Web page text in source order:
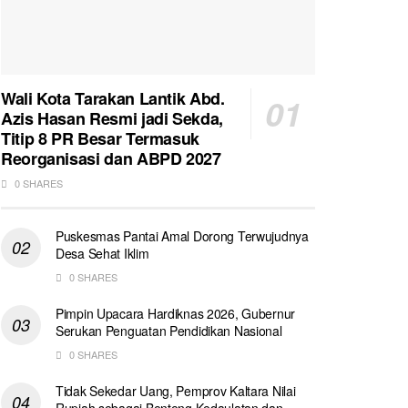
Wali Kota Tarakan Lantik Abd.
Azis Hasan Resmi jadi Sekda,
Titip 8 PR Besar Termasuk
Reorganisasi dan ABPD 2027
0 SHARES
Puskesmas Pantai Amal Dorong Terwujudnya
Desa Sehat Iklim
0 SHARES
Pimpin Upacara Hardiknas 2026, Gubernur
Serukan Penguatan Pendidikan Nasional
0 SHARES
Tidak Sekedar Uang, Pemprov Kaltara Nilai